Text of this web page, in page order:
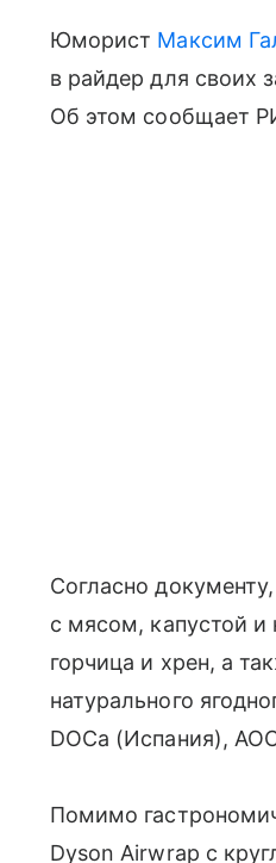
Юморист Максим
в райдер для своих
Об этом сообщает
Согласно
с мясом, капустой и
горчица и хрен, а
натурального
DOCa (Испания),
Помимо
Dyson Airwrap с